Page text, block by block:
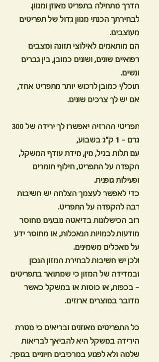
הדרך מתחילה בתפריט מאוזן ומגוון.
לבחירתך הכנתי מגוון גדול של תפריטים
מעוצבים.
הם מותאמים לאילוצי תזונה ומצבים
רפואיים שונים, ושונים כמובן, בין גברים
ונשים.
תוכל/י כמובן לרכוש יותר מתפריט אחד,
אם יש לך צרכים שונים.
תפריטי ההרזיה יאפשרו לך ירידה של 300
גרם – 1 ק"ג בשבוע,
עם תלות בגיל, מין, מידת עודף המשקל,
הקפדה על התפריט, חילוף חומרים
ופעילות גופנית.
כדי לאפשר לעצמך הצלחה יש חשיבות
רבה להקפדה על התפריט.
רוב הכישלונות בדיאטה נובעים מחוסר
מודעות לכמויות הנאכלות, או מחוסר ידע
על מאכלים משמינים.
ולכן יש חשיבות לבחירת המזון הנכון
ובמדידה של המזון כי שמתואר בתפריטים
– בכפות, או כוסות או במשקל כאשר
מדובר במוצרים ארוזים.
כל התפריטים מאוזנים ובריאים כי מטרת
הירידה במשקל היא להביאך לבריאות
שלמה ולא לפגוע במרכיבים חיוניים בגופך.